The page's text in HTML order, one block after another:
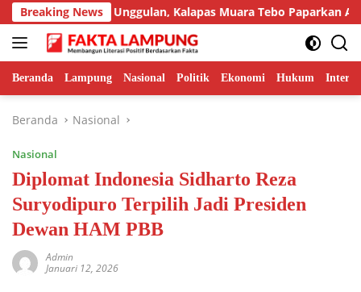
Langsung
ke
konten
Breaking News
Inovasi Unggulan, Kalapas Muara Tebo Paparkan Anev
Beranda Lampung Nasional Politik Ekonomi Hukum
Beranda Nasional
Nasional
Diplomat Indonesia Sidharto Reza
Suryodipuro Terpilih Jadi Presiden
Dewan HAM PBB
Admin
Januari 12, 2026